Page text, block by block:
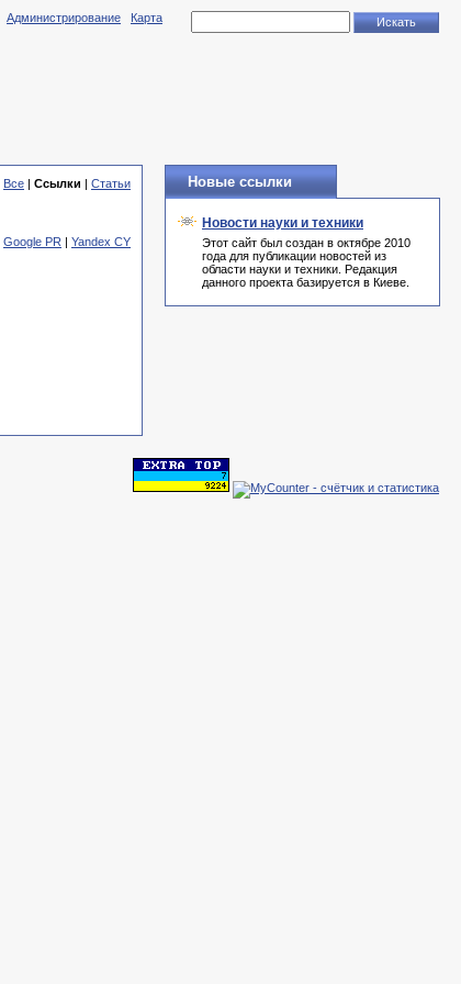
Администрирование Карта
Все | Ссылки | Статьи
Google PR | Yandex CY
Новые ссылки
Новости науки и техники
Этот сайт был создан в октябре 2010
года для публикации новостей из
области науки и техники. Редакция
данного проекта базируется в Киеве.